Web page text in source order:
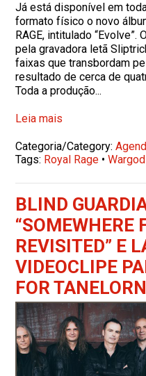
Já está disponível em
formato físico o novo
RAGE, intitulado
pela gravadora letã
faixas que transbordam
resultado de cerca de
Toda a produção...
Leia mais
Categoria/Category:
Tags: Royal Rage •
BLIND
“SOMEWHERE
REVISITED” E
VIDEOCLIPE
FOR